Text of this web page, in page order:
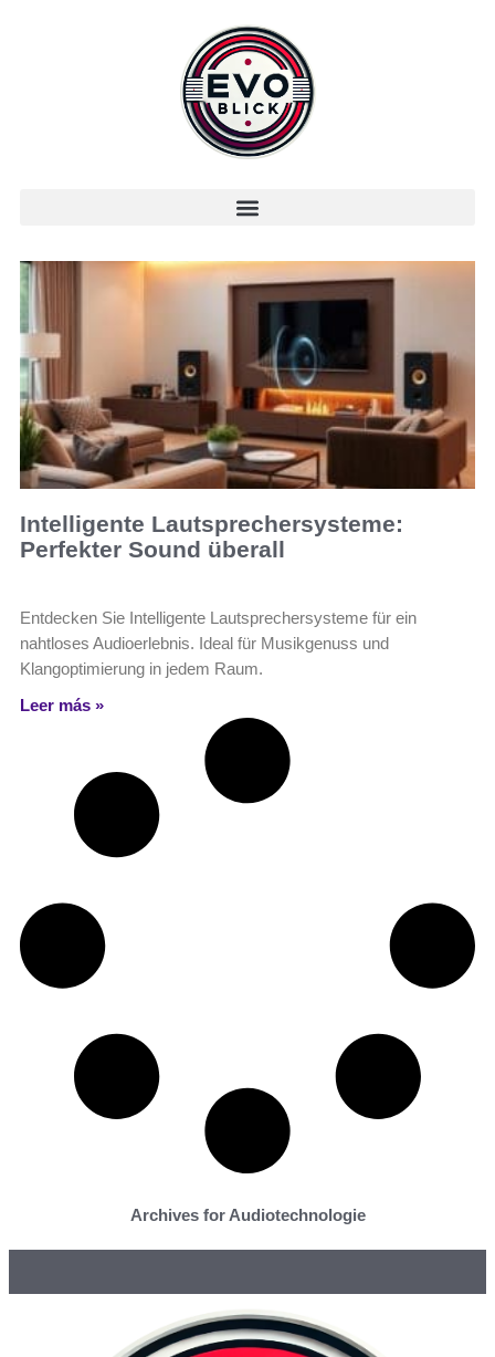
Intelligente Lautsprechersysteme:
Perfekter Sound überall
Entdecken Sie Intelligente Lautsprechersysteme für ein
nahtloses Audioerlebnis. Ideal für Musikgenuss und
Klangoptimierung in jedem Raum.
Leer más »
Archives for Audiotechnologie